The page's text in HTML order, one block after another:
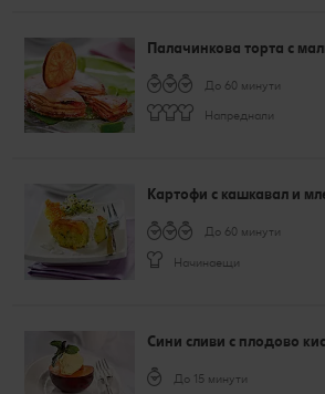
Палачинкова торта с
До 60 минути
Напреднали
Картофи с кашкавал и
До 60 минути
Начинаещи
Сини сливи с плодово
До 15 минути